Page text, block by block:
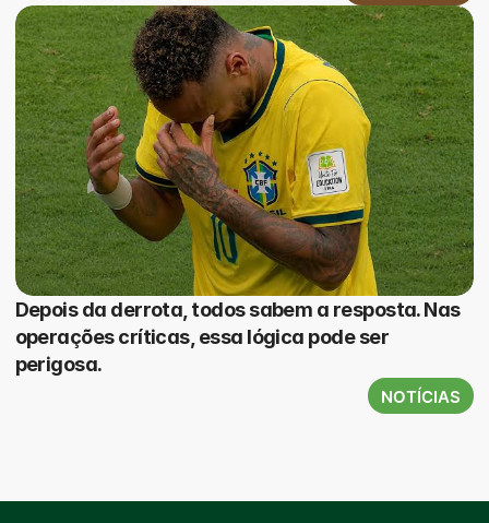
Depois da derrota, todos sabem a resposta. Nas
operações críticas, essa lógica pode ser
perigosa.
NOTÍCIAS